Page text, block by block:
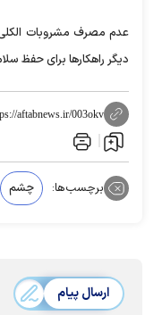
عدم مصرف مشروبات الکلی
دیگر راهکار‌ها برای
aftabnews.ir/003okv
برچسب‌ها: چشم
ارسال پیام